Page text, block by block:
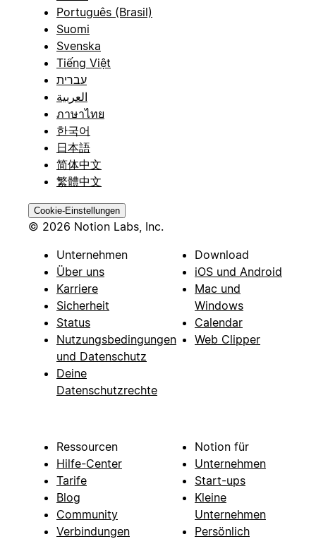
Português (Brasil)
Suomi
Svenska
Tiếng Việt
עברית
العربية
ภาษาไทย
한국어
日本語
简体中文
繁體中文
Cookie-Einstellungen
© 2026 Notion Labs, Inc.
Unternehmen
Über uns
Karriere
Sicherheit
Status
Nutzungsbedingungen
und Datenschutz
Deine
Datenschutzrechte
Download
iOS und Android
Mac und
Windows
Calendar
Web Clipper
Ressourcen
Hilfe-Center
Tarife
Blog
Community
Verbindungen
Notion für
Unternehmen
Start-ups
Kleine
Unternehmen
Persönlich